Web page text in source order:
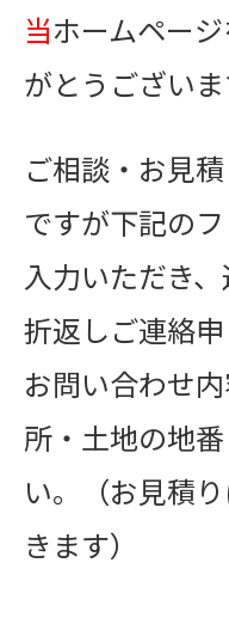
当ホームペー
がとうございま
ご相談・お見
ですが下記の
入力いただき、
折返しご連絡申
お問い合わせ
所・土地の地
い。（お見積
きます）